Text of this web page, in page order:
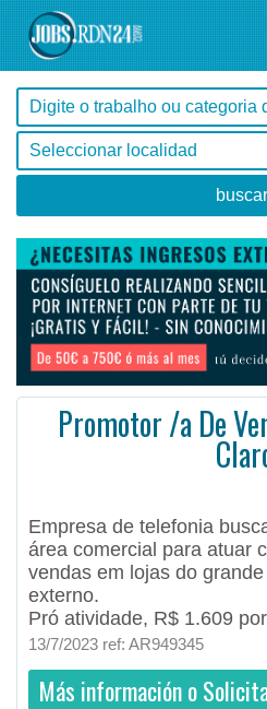
Promotor /a De
Empresa de telefonia
área comercial para atuar
vendas em lojas do
externo.
Pró atividade, R$ 1.609
13/7/2023 ref: AR949345
Más información o